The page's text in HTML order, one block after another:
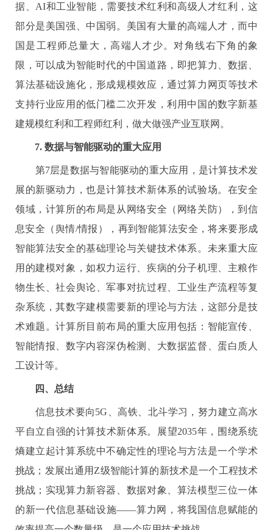
据、 AI和工业智能，需要技术红利和高级人才红利，这
部分是美国强、中国弱。美国有大量的高端人才，而中
国是工程师总量大，高端人才少。对角线右下角的象
限，可以成为智能时代的中国道路，即把算力、数据、
算法基础设施化，形成规模效应，通过算力网页等技术
支持行业应用的低门槛二次开发，利用中国的数字新基
建规模红利和工程师红利，做大做强产业互联网。
7. 数据与智能驱动的重大应用
第7层是数据与智能驱动的重大应用，是计算技术发
展的新驱动力，也是计算技术新体系的试验场。在安全
领域，计算所的布局是从网络安全（网络关防），到信
息安全（舆情/情报），再到智能算法安全，将来要形成
智能算法安全的基础理论与关键技术体系。未来重大应
用的建模对象，如权力运行、疾病的分子机理、主粮作
物生长、社会舆论、军事对抗过程、工业生产流程等复
杂系统，其数字建模需要新的理论与方法，这部分是技
术难题。计算所目前布局的重大应用包括：智能宣传、
智能情报、数字内容深伪检测、大数据监督、蛋白质人
工设计等。
四、 总结
信息技术要向5G 、高铁、北斗学习，努力建立高水
平自立自强的计算技术新体系。展望2035年，围绕系统
熵建立起计算系统中不确定性的理论与方法是一个学术
挑战；发展出通用 Z级智能计算的新技术是一个工程技术
挑战；实现算力新容器、数据对象、算法模型三位一体
的新一代信息基础设施——算力网，将我国信息赋能的